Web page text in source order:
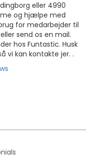
eller 4990
og hjælpe med
for medarbejder til
send os en mail.
hos Funtastic. Husk
vi kan kontakte jer. .